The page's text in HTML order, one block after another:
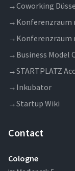
→Coworking
→ Konferenzraum
→ Konferenzraum
→ Business Model
→STARTPLATZ
→ Inkubator
→Startup Wiki
Contact
Cologne